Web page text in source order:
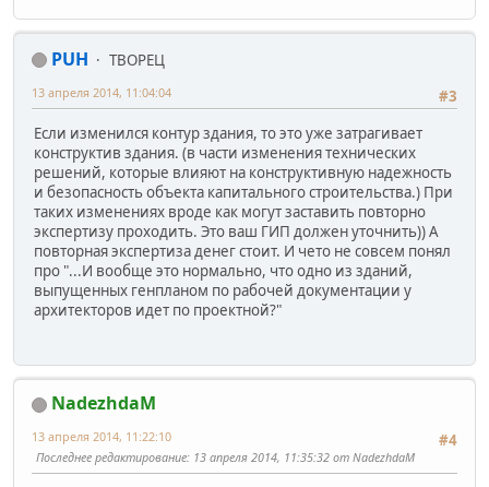
PUH
ТВОРЕЦ
#3
13 апреля 2014, 11:04:04
Если изменился контур здания, то это уже затрагивает
конструктив здания. (в части изменения технических
решений, которые влияют на конструктивную надежность
и безопасность объекта капитального строительства.) При
таких изменениях вроде как могут заставить повторно
экспертизу проходить. Это ваш ГИП должен уточнить)) А
повторная экспертиза денег стоит. И чето не совсем понял
про "...И вообще это нормально, что одно из зданий,
выпущенных генпланом по рабочей документации у
архитекторов идет по проектной?"
NadezhdaM
#4
13 апреля 2014, 11:22:10
Последнее редактирование: 13 апреля 2014, 11:35:32 от NadezhdaM